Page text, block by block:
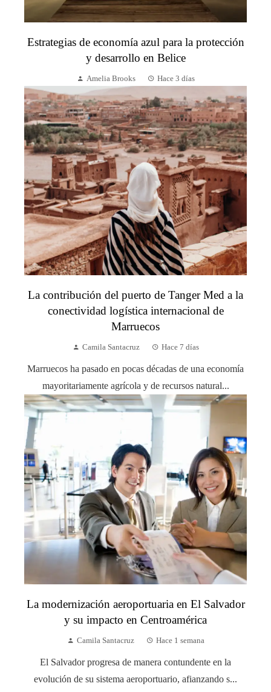
Estrategias de economía azul para la protección
y desarrollo en Belice
Amelia Brooks Hace 3 días
La contribución del puerto de Tanger Med a la
conectividad logística internacional de
Marruecos
Camila Santacruz Hace 7 días
Marruecos ha pasado en pocas décadas de una economía
mayoritariamente agrícola y de recursos natural...
La modernización aeroportuaria en El Salvador
y su impacto en Centroamérica
Camila Santacruz Hace 1 semana
El Salvador progresa de manera contundente en la
evolución de su sistema aeroportuario, afianzando s...